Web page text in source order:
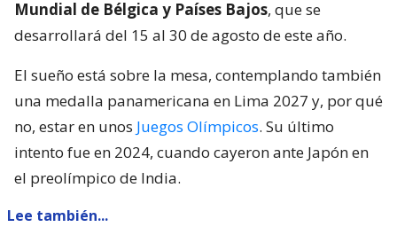
Mundial de Bélgica y Países Bajos, que se
desarrollará del 15 al 30 de agosto de este año.
El sueño está sobre la mesa, contemplando también
una medalla panamericana en Lima 2027 y, por qué
no, estar en unos Juegos Olímpicos. Su último
intento fue en 2024, cuando cayeron ante Japón en
el preolímpico de India.
Lee también...